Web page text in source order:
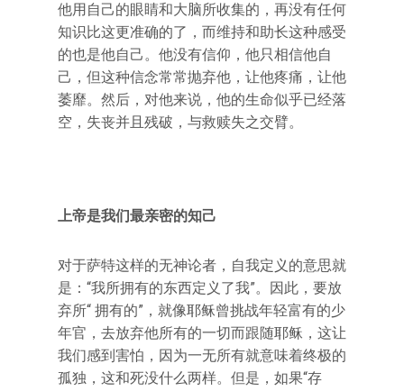
他用自己的眼睛和大脑所收集的，再没有任何
知识比这更准确的了，而维持和助长这种感受
的也是他自己。他没有信仰，他只相信他自
己，但这种信念常常抛弃他，让他疼痛，让他
萎靡。然后，对他来说，他的生命似乎已经落
空，失丧并且残破，与救赎失之交臂。
上帝是我们最亲密的知己
对于萨特这样的无神论者，自我定义的意思就
是：“我所拥有的东西定义了我”。因此，要放
弃所“ 拥有的”，就像耶稣曾挑战年轻富有的少
年官，去放弃他所有的一切而跟随耶稣，这让
我们感到害怕，因为一无所有就意味着终极的
孤独，这和死没什么两样。但是，如果“存